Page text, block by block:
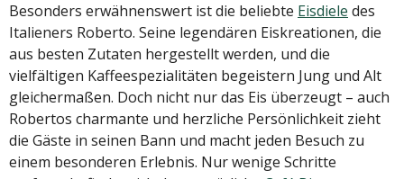
Besonders erwähnenswert ist die beliebte Eisdiele des
Italieners Roberto. Seine legendären Eiskreationen, die
aus besten Zutaten hergestellt werden, und die
vielfältigen Kaffeespezialitäten begeistern Jung und Alt
gleichermaßen. Doch nicht nur das Eis überzeugt – auch
Robertos charmante und herzliche Persönlichkeit zieht
die Gäste in seinen Bann und macht jeden Besuch zu
einem besonderen Erlebnis. Nur wenige Schritte